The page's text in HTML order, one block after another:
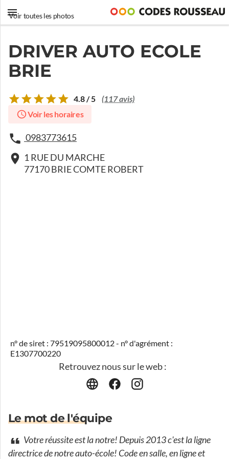
Voir toutes les photos
DRIVER AUTO ECOLE
BRIE
4.8 / 5 (117 avis)
Voir les horaires
0983773615
1 RUE DU MARCHE
77170 BRIE COMTE ROBERT
n° de siret : 79519095800012 - n° d'agrément :
E1307700220
Retrouvez nous sur le web :
Le mot de l'équipe
Votre réussite est la notre! Depuis 2013 c'est la ligne
directrice de notre auto-école! Code en salle, en ligne et